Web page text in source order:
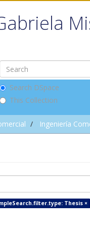
Search DSpace
This Collection
Ingeniería
Thesis ×